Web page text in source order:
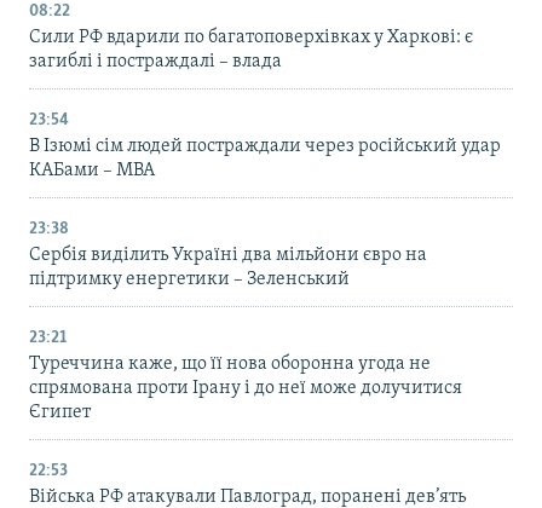
08:22
Сили РФ вдарили по багатоповерхівках у Харкові: є
загиблі і постраждалі – влада
23:54
В Ізюмі сім людей постраждали через російський удар
КАБами – МВА
23:38
Сербія виділить Україні два мільйони євро на
підтримку енергетики – Зеленський
23:21
Туреччина каже, що її нова оборонна угода не
спрямована проти Ірану і до неї може долучитися
Єгипет
22:53
Війська РФ атакували Павлоград, поранені дев’ять